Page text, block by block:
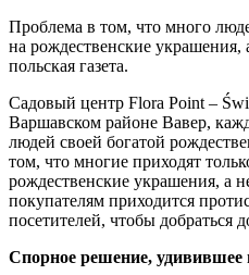
Проблема в том, что много
на рождественские украшения,
польская газета.
Садовый центр Flora Point –
Варшавском районе Вавер,
людей своей богатой
том, что многие приходят
рождественские украшения, а
покупателям приходится
посетителей, чтобы добраться
Спорное решение, удивившее